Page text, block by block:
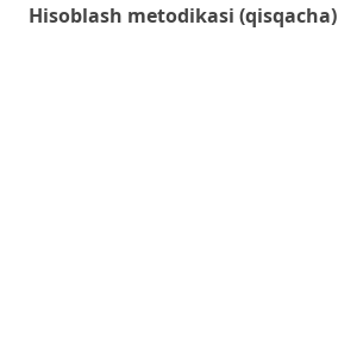
Hisoblash metodikasi (qisqacha)